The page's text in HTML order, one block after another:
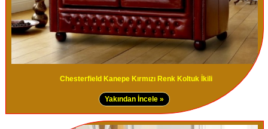
Chesterfield Kanepe Kırmızı Renk Koltuk İkili
Yakından İncele »